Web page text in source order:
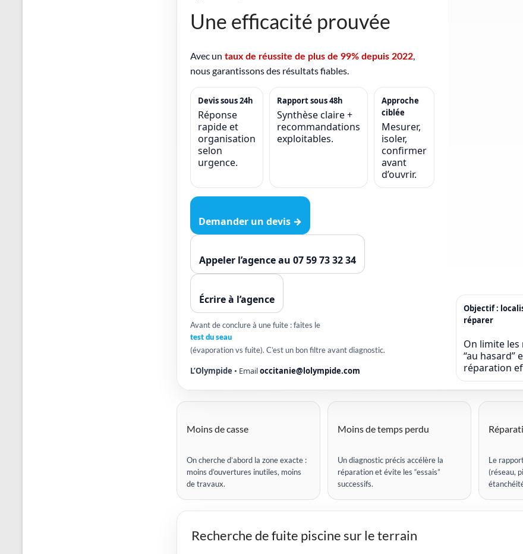
Une efficacité prouvée
Avec un taux de réussite de plus de 99% depuis 2022,
nous garantissons des résultats fiables.
Devis sous 24h
Réponse
rapide et
organisation
selon
urgence.
Rapport sous 48h
Synthèse claire +
recommandations
exploitables.
Approche
ciblée
Mesurer,
isoler,
confirmer
avant
d’ouvrir.
Demander un devis →
Appeler l’agence au 07 59 73 32 34
Écrire à l’agence
Avant de conclure à une fuite : faites le
test du seau
(évaporation vs fuite). C’est un bon filtre avant diagnostic.
L’Olympide • Emailoccitanie@lolympide.com
Objectif :
réparer
On limite les
“au hasard”
réparation
Moins de casse
On cherche d’abord la zone exacte :
moins d’ouvertures inutiles, moins
de travaux.
Moins de temps perdu
Un diagnostic précis accélère la
réparation et évite les “essais”
successifs.
Le
(réseau,
Recherche de fuite piscine sur le terrain